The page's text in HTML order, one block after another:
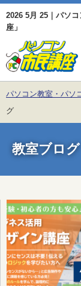
2026 5月 25｜パソ
座」
パソコン教室・パソ
グ
教室ブログ